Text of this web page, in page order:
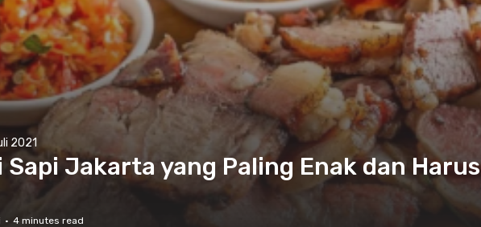
2021
Sapi Jakarta yang Paling Enak dan Harus
· 4 minutes read